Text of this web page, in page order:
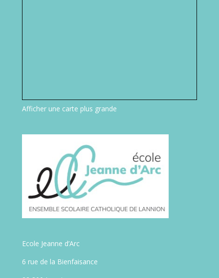
Afficher une carte plus grande
Ecole Jeanne d’Arc
6 rue de la Bienfaisance